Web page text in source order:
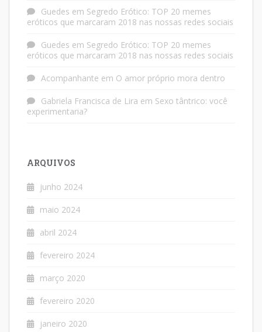
Guedes em Segredo Erótico: TOP 20 memes
eróticos que marcaram 2018 nas nossas redes sociais
Guedes em Segredo Erótico: TOP 20 memes
eróticos que marcaram 2018 nas nossas redes sociais
Acompanhante em O amor próprio mora dentro
Gabriela Francisca de Lira em Sexo tântrico: você
experimentaria?
ARQUIVOS
junho 2024
maio 2024
abril 2024
fevereiro 2024
março 2020
fevereiro 2020
janeiro 2020